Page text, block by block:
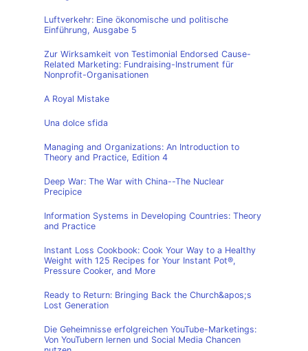
Luftverkehr: Eine ökonomische und politische
Einführung, Ausgabe 5
Zur Wirksamkeit von Testimonial Endorsed Cause-
Related Marketing: Fundraising-Instrument für
Nonprofit-Organisationen
A Royal Mistake
Una dolce sfida
Managing and Organizations: An Introduction to
Theory and Practice, Edition 4
Deep War: The War with China--The Nuclear
Precipice
Information Systems in Developing Countries: Theory
and Practice
Instant Loss Cookbook: Cook Your Way to a Healthy
Weight with 125 Recipes for Your Instant Pot®,
Pressure Cooker, and More
Ready to Return: Bringing Back the Church&apos;s
Lost Generation
Die Geheimnisse erfolgreichen YouTube-Marketings:
Von YouTubern lernen und Social Media Chancen